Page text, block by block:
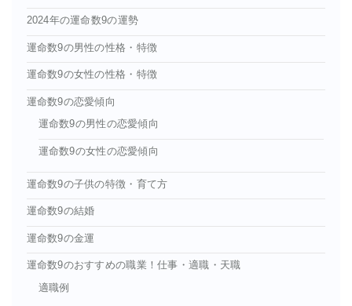
2024年の運命数9の運勢
運命数9の男性の性格・特徴
運命数9の女性の性格・特徴
運命数9の恋愛傾向
運命数9の男性の恋愛傾向
運命数9の女性の恋愛傾向
運命数9の子供の特徴・育て方
運命数9の結婚
運命数9の金運
運命数9のおすすめの職業！仕事・適職・天職
適職例